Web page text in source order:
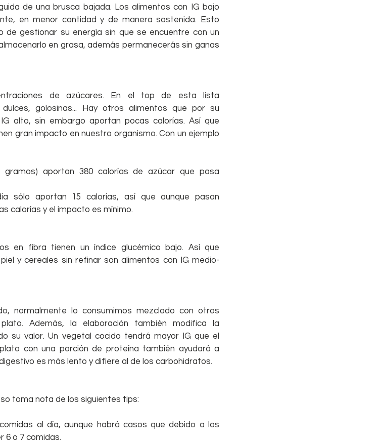
de una brusca bajada. Los alimentos con IG bajo
en menor cantidad y de manera sostenida. Esto
de gestionar su energía sin que se encuentre con un
en grasa, además permanecerás sin ganas
de azúcares. En el top de esta lista
golosinas... Hay otros alimentos que por su
alto, sin embargo aportan pocas calorías. Así que
gran impacto en nuestro organismo. Con un ejemplo
gramos) aportan 380 calorías de azúcar que pasa
sólo aportan 15 calorías, así que aunque pasan
calorías y el impacto es mínimo.
en fibra tienen un índice glucémico bajo. Así que
y cereales sin refinar son alimentos con IG medio-
normalmente lo consumimos mezclado con otros
Además, la elaboración también modifica la
su valor. Un vegetal cocido tendrá mayor IG que el
con una porción de proteína también ayudará a
es más lento y difiere al de los carbohidratos.
toma nota de los siguientes tips:
al día, aunque habrá casos que debido a los
6 o 7 comidas.